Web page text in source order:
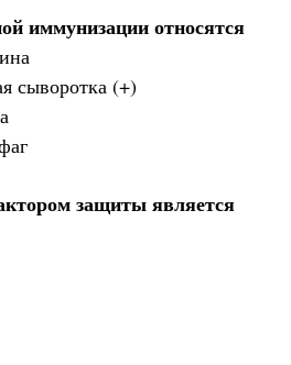
иммунизации относятся
сыворотка (+)
защиты является